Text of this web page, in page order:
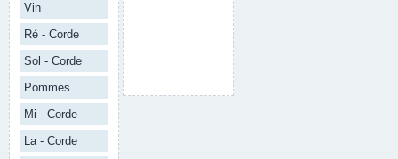
Vin
Ré - Corde
Sol - Corde
Pommes
Mi - Corde
La - Corde